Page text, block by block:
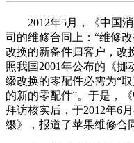
2012年5月，《中国
司的维修合同上：“维修
改换的新备件归客户，改
照我国2001年公布的《
缀改换的零配件必需为“
的新的零配件”。于是，
拜访核实后，于2012年6
缀》，报道了苹果维修合